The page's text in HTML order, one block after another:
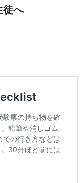
へ